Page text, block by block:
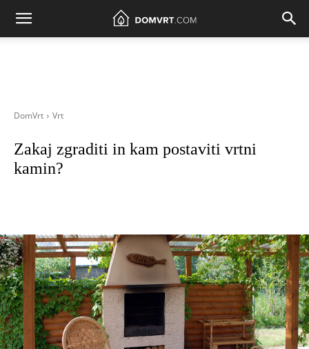
DomVrt Vrt
Zakaj zgraditi in kam postaviti vrtni
kamin?